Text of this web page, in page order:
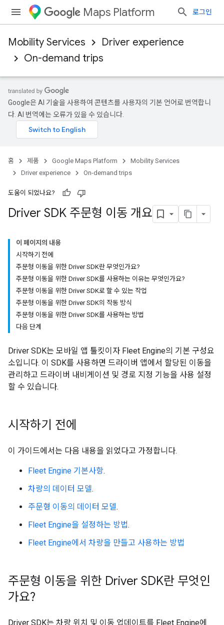
Maps Platform 로그인
Mobility Services
Driver experience
On-demand trips
Google은 AI 기술을 사용하여 콘텐츠를 사용자의 기본 언어로 번역합니
다. AI 번역에는 오류가 있을 수 있습니다.
홈 제품 Google Maps Platform
Mobility Services
Driver experience
On-demand trips
도움이 되었나요?
Driver SDK 주문형 이동 개요
이 페이지의 내용
시작하기 전에
주문형 이동을 위한 Driver SDK란 무엇인가요?
주문형 이동을 위한 Driver SDK를 사용하는 이유는 무엇인가요?
주문형 이동을 위한 Driver SDK로 할 수 있는 작업
주문형 이동을 위한 Driver SDK의 작동 방식
주문형 이동을 위한 Driver SDK를 사용하는 방법
다음 단계
Driver SDK는 모바일 앱 툴킷이자 Fleet Engine의 기본 구성요
소입니다. 이 SDK를 사용하면 드라이버 앱에서 할당된 이동을
관리하고 드라이버 내비게이션 및 경로 지정 기능을 사용 설정
할 수 있습니다.
시작하기 전에
이 가이드에서는 다음 내용을 읽었다고 가정합니다.
Fleet Engine 기본사항.
차량의 데이터 모델.
주문형 이동의 데이터 모델.
Fleet Engine을 설정하는 방법.
Fleet Engine에서 차량을 만들고 사용하는 방법
주문형 이동을 위한 Driver SDK란 무엇인
가요?
Driver SDK는 차량 위치 및 이동 업데이트를 Fleet Engine에